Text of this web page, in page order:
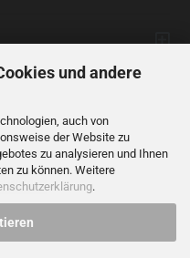
und andere
auch von
der Website zu
zu analysieren und Ihnen
zu können. Weitere
.